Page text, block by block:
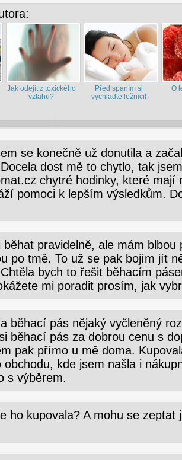
Jak odejít z toxického
vztahu?
Před spaním si
vychlaďte ložnici!
O
se konečně už donutila a
dost mě to chytlo, tak
chytré hodinky, které mají
pomoci k lepším výsledkům.
běhat pravidelně, ale mám blbou
po tmě. To už se pak bojím jít
bych to řešit běhacím
mi poradit prosím, jak
běhací pás nějaký vyčleněný
běhací pás za dobrou cenu s
pak přímo u mě doma.
obchodu, kde jsem našla i
s výběrem.
ho kupovala? A mohu se zeptat